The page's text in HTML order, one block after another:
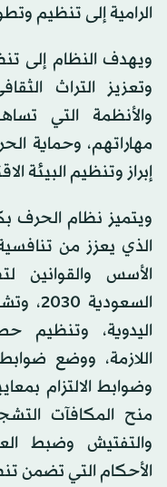
الرامية إلى تنظيم
ويهدف النظام إلى
وتعزيز التراث
والأنظمة التي
مهاراتهم، وحماية
إبراز وتنظيم البيئة
ويتميز نظام الحرف
الذي يعزز من
الأسس والقوانين
اليدوية، وتنظيم
اللازمة، ووضع
وضوابط الالتزام
منح المكافآت
والتفتيش وضبط
الأحكام التي تضمن